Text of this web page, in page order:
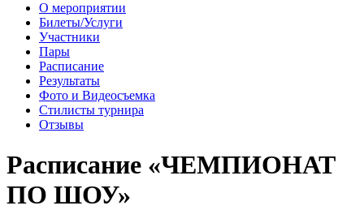
О мероприятии
Билеты/Услуги
Участники
Пары
Расписание
Результаты
Фото и Видеосъемка
Стилисты турнира
Отзывы
Расписание «ЧЕМПИОНАТ
ПО ШОУ»